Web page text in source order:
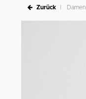
Zurück Damen